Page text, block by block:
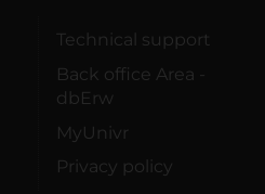
Technical support
Back office Area -
dbErw
MyUnivr
Privacy policy